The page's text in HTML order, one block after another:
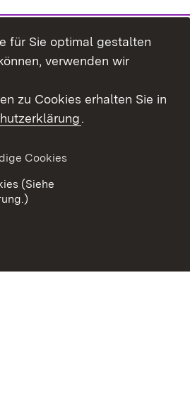
Erklärung zur
für Sie optimal gestalten
verwenden wir
zu Cookies erhalten Sie in
.
Cookies
(Siehe